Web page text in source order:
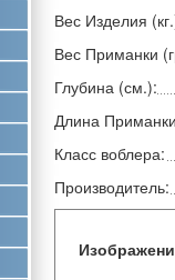
Вес Изделия
Вес Приманки
Глубина (см.):
Длина
Класс воблера:
Производитель: